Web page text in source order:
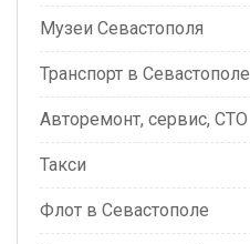
Музеи Севастополя
Транспорт в Севастополе
Авторемонт, сервис, СТО
Такси
Флот в Севастополе